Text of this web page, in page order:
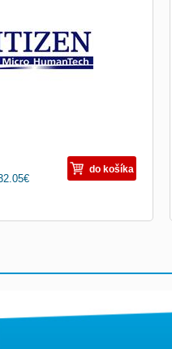
€
do košíka